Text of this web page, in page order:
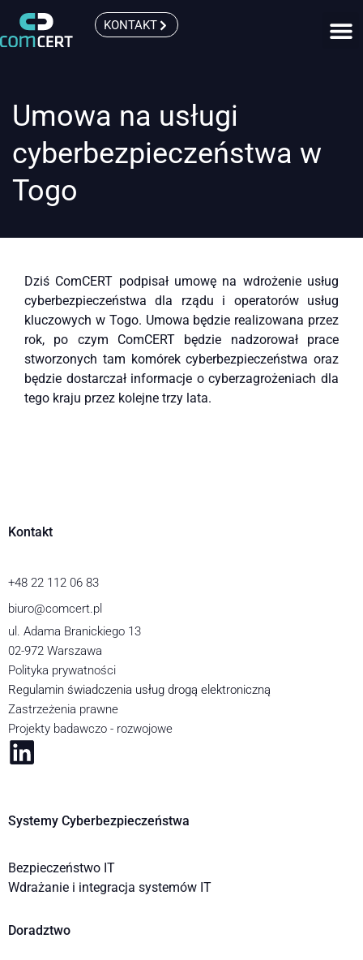
KONTAKT
Umowa na usługi
cyberbezpieczeństwa w
Togo
Dziś ComCERT podpisał umowę na wdrożenie usług
cyberbezpieczeństwa dla rządu i operatorów usług
kluczowych w Togo. Umowa będzie realizowana przez
rok, po czym ComCERT będzie nadzorował prace
stworzonych tam komórek cyberbezpieczeństwa oraz
będzie dostarczał informacje o cyberzagrożeniach dla
tego kraju przez kolejne trzy lata.
Kontakt
+48 22 112 06 83
biuro@comcert.pl
ul. Adama Branickiego 13
02-972 Warszawa
Polityka prywatności
Regulamin świadczenia usług drogą elektroniczną
Zastrzeżenia prawne
Projekty badawczo - rozwojowe
Systemy Cyberbezpieczeństwa
Bezpieczeństwo IT
Wdrażanie i integracja systemów IT
Doradztwo